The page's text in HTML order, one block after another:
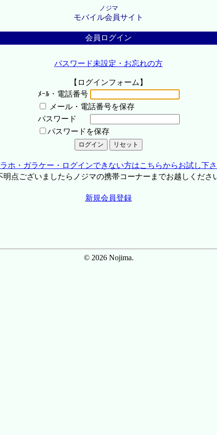
ノジマ
モバイル会員サイト
会員ログイン
パスワード未設定・お忘れの方
【ログインフォーム】
ﾒｰﾙ・電話番号
メール・電話番号を保存
パスワード
パスワードを保存
ホ・ガラケー・ログインできない方はこちらからお試し下
点ございましたらノジマの携帯コーナーまでお越しくださ
新規会員登録
© 2026 Nojima.